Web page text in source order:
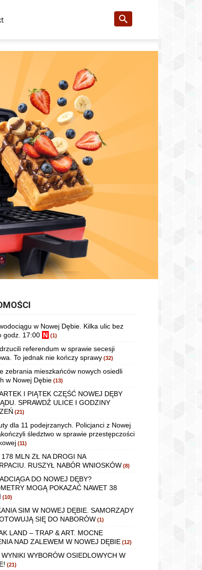
w Nowej Dębie. Kilka ulic bez
godz. 17:00 N (1)
referendum w sprawie secesji
To jednak nie kończy sprawy (32)
zebrania mieszkańców nowych osiedli
w Nowej Dębie (13)
I PIĄTEK CZĘŚĆ NOWEJ DĘBY
SPRAWDŹ ULICE I GODZINY
(21)
dla 11 podejrzanych. Policjanci z Nowej
śledztwo w sprawie przestępczości
(11)
178 MLN ZŁ NA DROGI NA
RUSZYŁ NABÓR WNIOSKÓW (8)
DO NOWEJ DĘBY?
MOGĄ POKAZAĆ NAWET 38
(10)
SIM W NOWEJ DĘBIE. SAMORZĄDY
SIĘ DO NABORÓW (1)
LAND – TRAP & ART. MOCNE
NAD ZALEWEM W NOWEJ DĘBIE (12)
WYBORÓW OSIEDLOWYCH W
(21)